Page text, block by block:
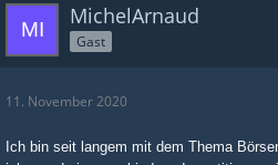
MichelArnaud
Gast
11. November 2020
Ich bin seit langem mit dem Thema